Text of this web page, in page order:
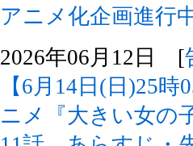
アニメ化企画進行
2026年06月12日 [
【6月14日(日)25
ニメ『大きい女の